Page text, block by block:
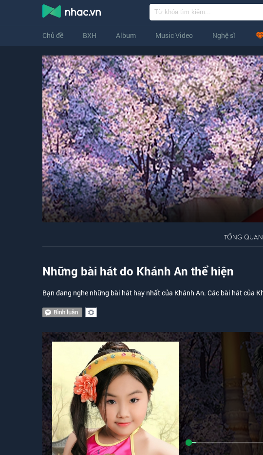
Chủ đề BXH Album Music Video Nghệ sĩ
TỔNG QUAN
Những bài hát do Khánh An thể hiện
Bạn đang nghe những bài hát hay nhất của Khánh An. Các bài hát của